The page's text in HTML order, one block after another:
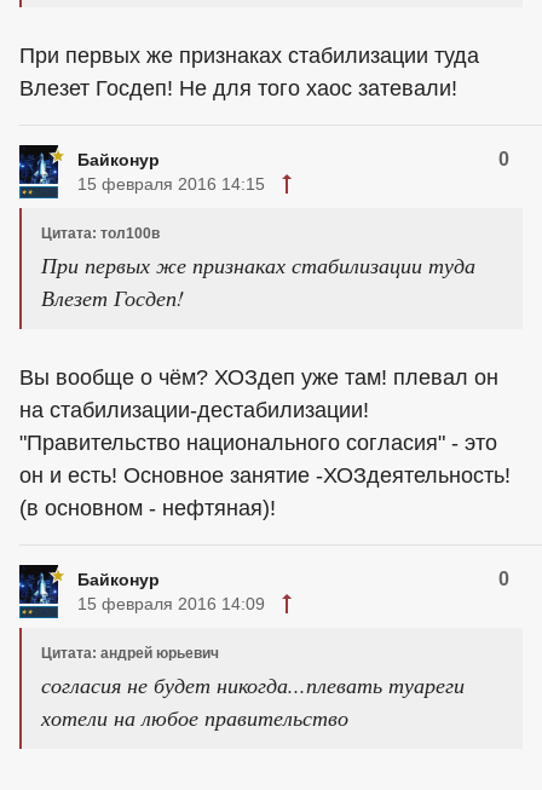
При первых же признаках стабилизации туда
Влезет Госдеп! Не для того хаос затевали!
Байконур 0
15 февраля 2016 14:15
Цитата: тол100в
При первых же признаках стабилизации туда
Влезет Госдеп!
Вы вообще о чём? ХОЗдеп уже там! плевал он
на стабилизации-дестабилизации!
"Правительство национального согласия" - это
он и есть! Основное занятие -ХОЗдеятельность!
(в основном - нефтяная)!
Байконур 0
15 февраля 2016 14:09
Цитата: андрей юрьевич
согласия не будет никогда...плевать туареги
хотели на любое правительство